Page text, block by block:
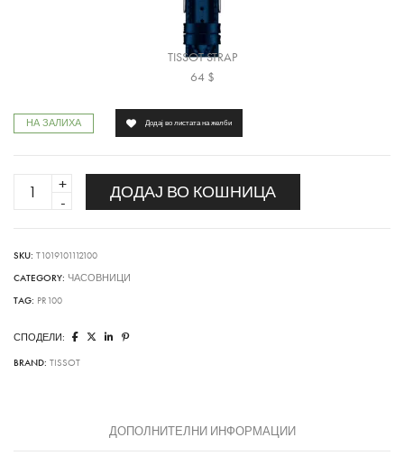
TISSOT STRAP
64 $
НА ЗАЛИХА
PR100
quantity
ДОДАЈ ВО КОШНИЦА
Додај во листата на желби
SKU: T1019101112100
CATEGORY: ЧАСОВНИЦИ
TAG: PR100
СПОДЕЛИ:
BRAND: TISSOT
ДОПОЛНИТЕЛНИ ИНФОРМАЦИИ